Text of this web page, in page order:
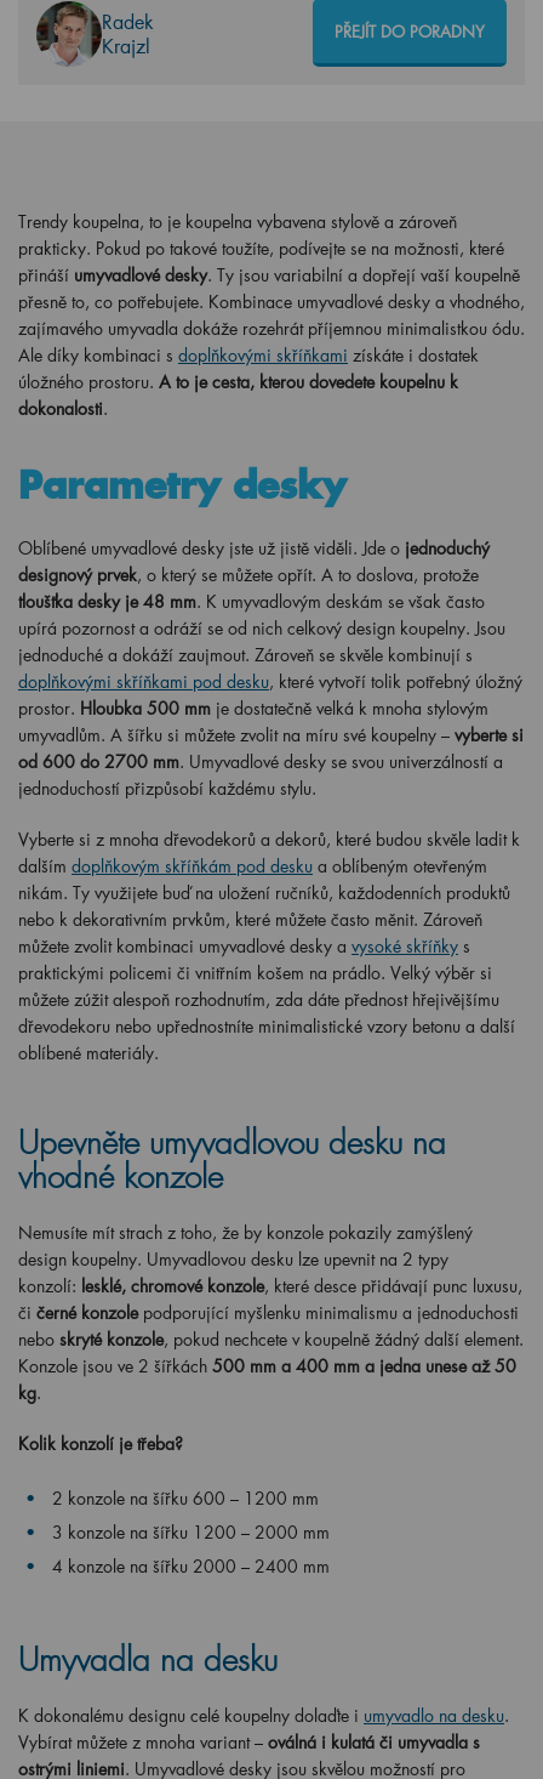
Radek
Krajzl
PŘEJÍT DO PORADNY
Trendy koupelna, to je koupelna vybavena stylově a zároveň
prakticky. Pokud po takové toužíte, podívejte se na možnosti, které
přináší umyvadlové desky. Ty jsou variabilní a dopřejí vaší koupelně
přesně to, co potřebujete. Kombinace umyvadlové desky a vhodného,
zajímavého umyvadla dokáže rozehrát příjemnou minimalistkou ódu.
Ale díky kombinaci s doplňkovými skříňkami získáte i dostatek
úložného prostoru. A to je cesta, kterou dovedete koupelnu k
dokonalosti.
Parametry desky
Oblíbené umyvadlové desky jste už jistě viděli. Jde o jednoduchý
designový prvek, o který se můžete opřít. A to doslova, protože
tloušťka desky je 48 mm. K umyvadlovým deskám se však často
upírá pozornost a odráží se od nich celkový design koupelny. Jsou
jednoduché a dokáží zaujmout. Zároveň se skvěle kombinují s
doplňkovými skříňkami pod desku, které vytvoří tolik potřebný úložný
prostor. Hloubka 500 mm je dostatečně velká k mnoha stylovým
umyvadlům. A šířku si můžete zvolit na míru své koupelny – vyberte si
od 600 do 2700 mm. Umyvadlové desky se svou univerzálností a
jednoduchostí přizpůsobí každému stylu.
Vyberte si z mnoha dřevodekorů a dekorů, které budou skvěle ladit k
dalším doplňkovým skříňkám pod desku a oblíbeným otevřeným
nikám. Ty využijete buď na uložení ručníků, každodenních produktů
nebo k dekorativním prvkům, které můžete často měnit. Zároveň
můžete zvolit kombinaci umyvadlové desky a vysoké skříňky s
praktickými policemi či vnitřním košem na prádlo. Velký výběr si
můžete zúžit alespoň rozhodnutím, zda dáte přednost hřejivějšímu
dřevodekoru nebo upřednostníte minimalistické vzory betonu a další
oblíbené materiály.
Upevněte umyvadlovou desku na
vhodné konzole
Nemusíte mít strach z toho, že by konzole pokazily zamýšlený
design koupelny. Umyvadlovou desku lze upevnit na 2 typy
konzolí: lesklé, chromové konzole, které desce přidávají punc luxusu,
či černé konzole podporující myšlenku minimalismu a jednoduchosti
nebo skryté konzole, pokud nechcete v koupelně žádný další element.
Konzole jsou ve 2 šířkách 500 mm a 400 mm a jedna unese až 50
kg.
Kolik konzolí je třeba?
2 konzole na šířku 600 – 1200 mm
3 konzole na šířku 1200 – 2000 mm
4 konzole na šířku 2000 – 2400 mm
Umyvadla na desku
K dokonalému designu celé koupelny dolaďte i umyvadlo na desku.
Vybírat můžete z mnoha variant – oválná i kulatá či umyvadla s
ostrými liniemi. Umyvadlové desky jsou skvělou možností pro